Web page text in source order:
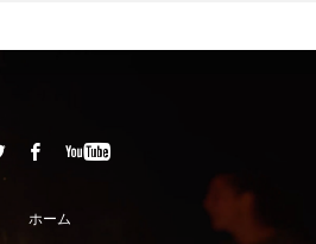
ホーム